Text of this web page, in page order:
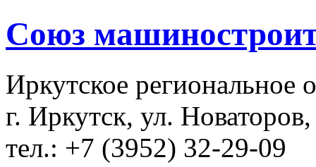
Союз
Иркутское региональное
г. Иркутск, ул.
тел.: +7 (3952) 32-29-09